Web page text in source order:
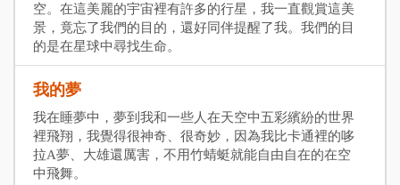
空。在這美麗的宇宙裡有許多的行星，我一直觀賞這美
景，竟忘了我們的目的，還好同伴提醒了我。我們的目
的是在星球中尋找生命。
我的夢
我在睡夢中，夢到我和一些人在天空中五彩繽紛的世界
裡飛翔，我覺得很神奇、很奇妙，因為我比卡通裡的哆
拉A夢、大雄還厲害，不用竹蜻蜓就能自由自在的在空
中飛舞。